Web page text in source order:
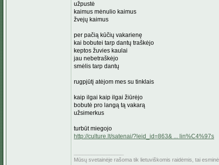
užpustė
kaimus mėnulio kaimus
žvejų kaimus
per pačią kūčių vakarienę
kai bobutei tarp dantų traškėjo
keptos žuvies kaulai
jau nebetraškėjo
smėlis tarp dantų
rugpjūtį atėjom mes su tinklais
kaip ilgai kaip ilgai žiūrėjo
bobutė pro langą tą vakarą
užsimerkus
turbūt miegojo
http://culture.lt/satenai/?leid_id=863& ... lin%C4%97s
Mūsų svetainėje rašoma tik lietuviškomis raidėmis, tai